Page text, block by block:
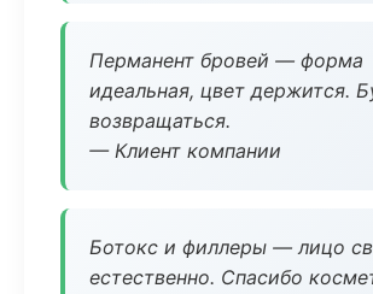
Перманент бровей — форма
идеальная, цвет держится.
возвращаться.
— Клиент компании
Ботокс и филлеры — лицо
естественно. Спасибо